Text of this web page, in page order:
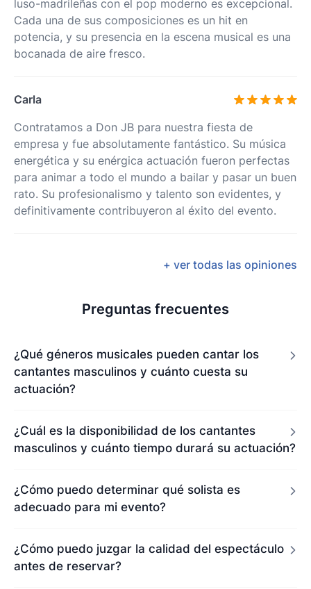
luso-madrileñas con el pop moderno es excepcional.
Cada una de sus composiciones es un hit en
potencia, y su presencia en la escena musical es una
bocanada de aire fresco.
Carla
Contratamos a Don JB para nuestra fiesta de
empresa y fue absolutamente fantástico. Su música
energética y su enérgica actuación fueron perfectas
para animar a todo el mundo a bailar y pasar un buen
rato. Su profesionalismo y talento son evidentes, y
definitivamente contribuyeron al éxito del evento.
+ ver todas las opiniones
Preguntas frecuentes
¿Qué géneros musicales pueden cantar los
cantantes masculinos y cuánto cuesta su
actuación?
¿Cuál es la disponibilidad de los cantantes
masculinos y cuánto tiempo durará su actuación?
¿Cómo puedo determinar qué solista es
adecuado para mi evento?
¿Cómo puedo juzgar la calidad del espectáculo
antes de reservar?